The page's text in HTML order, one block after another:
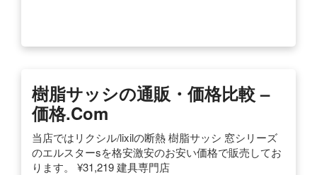
樹脂サッシの通販・価格比較 –
価格.com
当店ではリクシル/lixilの断熱 樹脂サッシ 窓シリーズ
のエルスターsを格安激安のお安い価格で販売してお
ります。 ¥31,219 建具専門店